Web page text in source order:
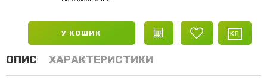
У КОШИК
ОПИС ХАРАКТЕРИСТИКИ